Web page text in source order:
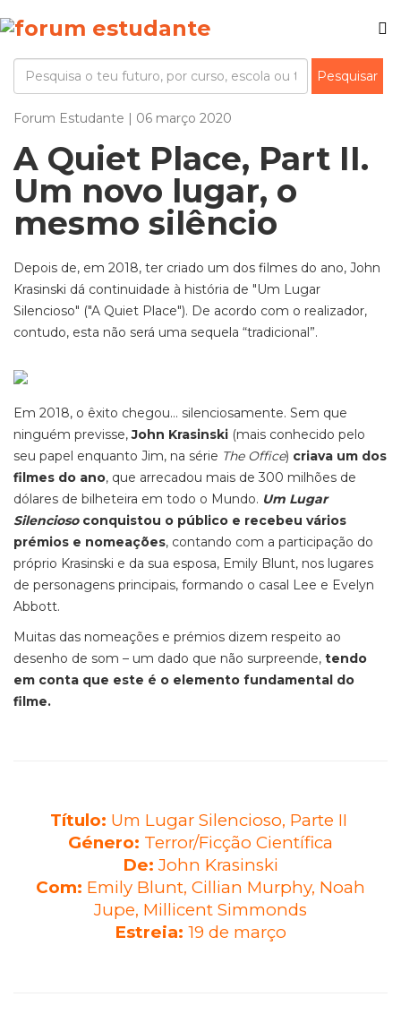
Forum Estudante | 06 março 2020
A Quiet Place, Part II.
Um novo lugar, o
mesmo silêncio
Depois de, em 2018, ter criado um dos filmes do ano, John
Krasinski dá continuidade à história de "Um Lugar
Silencioso" ("A Quiet Place"). De acordo com o realizador,
contudo, esta não será uma sequela “tradicional”.
Em 2018, o êxito chegou… silenciosamente. Sem que
ninguém previsse,John Krasinski (mais conhecido pelo
seu papel enquanto Jim, na série The Office) criava um dos
filmes do ano, que arrecadou mais de 300 milhões de
dólares de bilheteira em todo o Mundo. Um Lugar
Silenciosoconquistou o público e recebeu vários
prémios e nomeações, contando com a participação do
próprio Krasinski e da sua esposa, Emily Blunt, nos lugares
de personagens principais, formando o casal Lee e Evelyn
Abbott.
Muitas das nomeações e prémios dizem respeito ao
desenho de som – um dado que não surpreende, tendo
em conta que este é o elemento fundamental do
filme.
Título: Um Lugar Silencioso, Parte II
Género: Terror/Ficção Científica
De: John Krasinski
Com: Emily Blunt, Cillian Murphy, Noah
Jupe, Millicent Simmonds
Estreia: 19 de março